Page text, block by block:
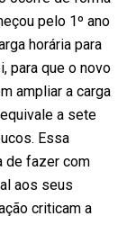
pelo 1º ano
horária para
para que o novo
ampliar a carga
a sete
Essa
de fazer com
aos seus
criticam a